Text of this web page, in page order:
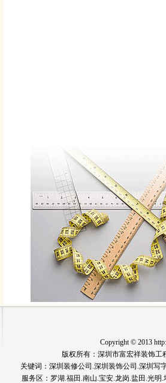
Copyright © 2013
版权所有：深圳市富宏祥装饰工
关键词： 深圳装修公司 .深圳装饰公司.深圳写
服务区：罗湖.福田.南山.宝安.龙岗.盐田.光